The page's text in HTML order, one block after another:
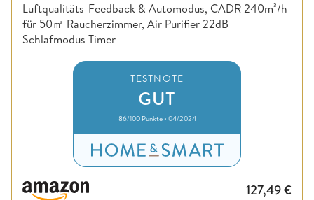
Luftqualitäts-Feedback & Automodus, CADR 240m³/h
für 50㎡ Raucherzimmer, Air Purifier 22dB
Schlafmodus Timer
TESTNOTE
GUT
86/100 Punkte • 04/2024
127,49€